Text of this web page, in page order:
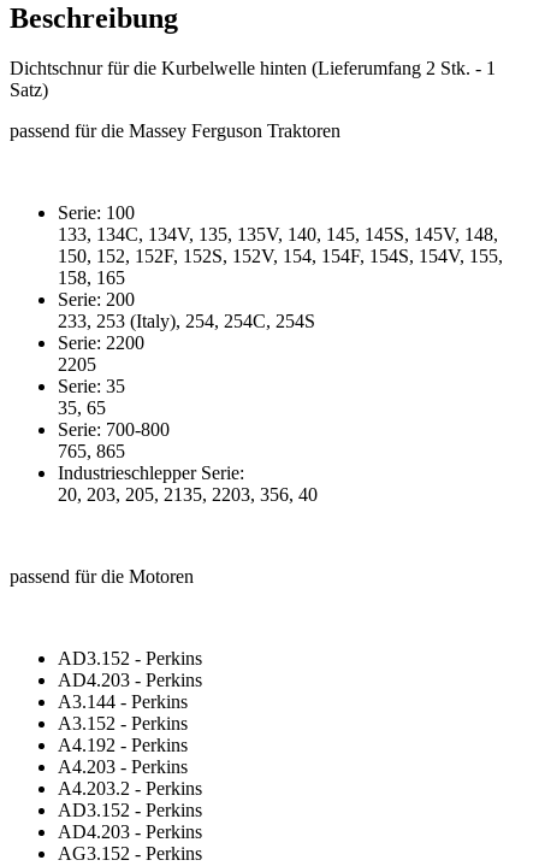
Beschreibung
Dichtschnur für die Kurbelwelle hinten (Lieferumfang 2 Stk. - 1
Satz)
passend für die Massey Ferguson Traktoren
Serie: 100
133, 134C, 134V, 135, 135V, 140, 145, 145S, 145V, 148,
150, 152, 152F, 152S, 152V, 154, 154F, 154S, 154V, 155,
158, 165
Serie: 200
233, 253 (Italy), 254, 254C, 254S
Serie: 2200
2205
Serie: 35
35, 65
Serie: 700-800
765, 865
Industrieschlepper Serie:
20, 203, 205, 2135, 2203, 356, 40
passend für die Motoren
AD3.152 - Perkins
AD4.203 - Perkins
A3.144 - Perkins
A3.152 - Perkins
A4.192 - Perkins
A4.203 - Perkins
A4.203.2 - Perkins
AD3.152 - Perkins
AD4.203 - Perkins
AG3.152 - Perkins